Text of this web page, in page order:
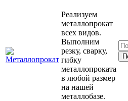
Реализуем
металлопрокат
всех видов.
Выполним
резку, сварку,
гибку
металлопроката
в любой размер
на нашей
металлобазе.